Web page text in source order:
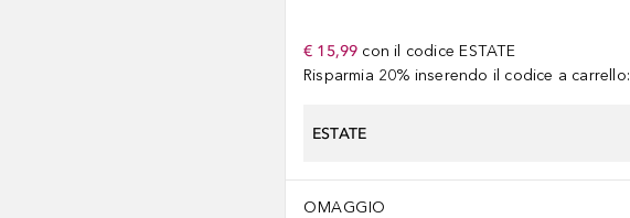
€ 15,99 con il codice ESTATE
Risparmia 20% inserendo il codice a carrello:
ESTATE
OMAGGIO